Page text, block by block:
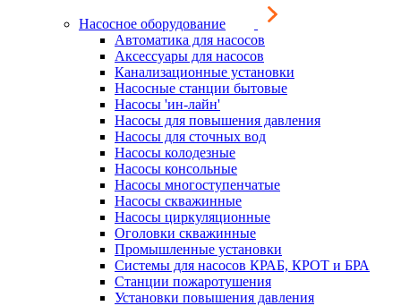
Насосное оборудование
Автоматика для насосов
Аксессуары для насосов
Канализационные установки
Насосные станции бытовые
Насосы 'ин-лайн'
Насосы для повышения давления
Насосы для сточных вод
Насосы колодезные
Насосы консольные
Насосы многоступенчатые
Насосы скважинные
Насосы циркуляционные
Оголовки скважинные
Промышленные установки
Системы для насосов КРАБ, КРОТ и БРА
Станции пожаротушения
Установки повышения давления